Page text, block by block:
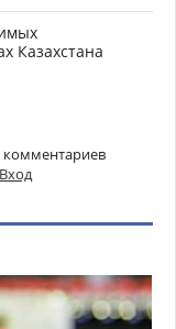
Казахстана
комментариев
Вход